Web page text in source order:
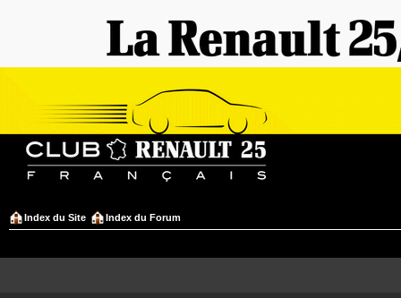
Index du Site Index du Forum